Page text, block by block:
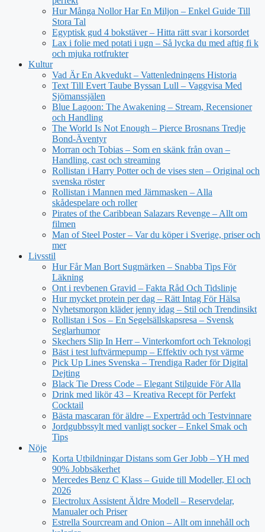
Hur Många Nollor Har En Miljon – Enkel Guide Till
Stora Tal
Egyptisk gud 4 bokstäver – Hitta rätt svar i korsordet
Lax i folie med potati i ugn – Så lycka du med aftig fi k
och mjuka rotfrukter
Kultur
Vad Är En Akvedukt – Vattenledningens Historia
Text Till Evert Taube Byssan Lull – Vaggvisa Med
Sjömanssjälen
Blue Lagoon: The Awakening – Stream, Recensioner
och Handling
The World Is Not Enough – Pierce Brosnans Tredje
Bond-Äventyr
Morran och Tobias – Som en skänk från ovan –
Handling, cast och streaming
Rollistan i Harry Potter och de vises sten – Original och
svenska röster
Rollistan i Mannen med Järnmasken – Alla
skådespelare och roller
Pirates of the Caribbean Salazars Revenge – Allt om
filmen
Man of Steel Poster – Var du köper i Sverige, priser och
mer
Livsstil
Hur Får Man Bort Sugmärken – Snabba Tips För
Läkning
Ont i revbenen Gravid – Fakta Råd Och Tidslinje
Hur mycket protein per dag – Rätt Intag För Hälsa
Nyhetsmorgon kläder jenny idag – Stil och Trendinsikt
Rollistan i Sos – En Segelsällskapsresa – Svensk
Seglarhumor
Skechers Slip In Herr – Vinterkomfort och Teknologi
Bäst i test luftvärmepump – Effektiv och tyst värme
Pick Up Lines Svenska – Trendiga Rader för Digital
Dejting
Black Tie Dress Code – Elegant Stilguide För Alla
Drink med likör 43 – Kreativa Recept för Perfekt
Cocktail
Bästa mascaran för äldre – Expertråd och Testvinnare
Jordgubbssylt med vanligt socker – Enkel Smak och
Tips
Nöje
Korta Utbildningar Distans som Ger Jobb – YH med
90% Jobbsäkerhet
Mercedes Benz C Klass – Guide till Modeller, El och
2026
Electrolux Assistent Äldre Modell – Reservdelar,
Manualer och Priser
Estrella Sourcream and Onion – Allt om innehåll och